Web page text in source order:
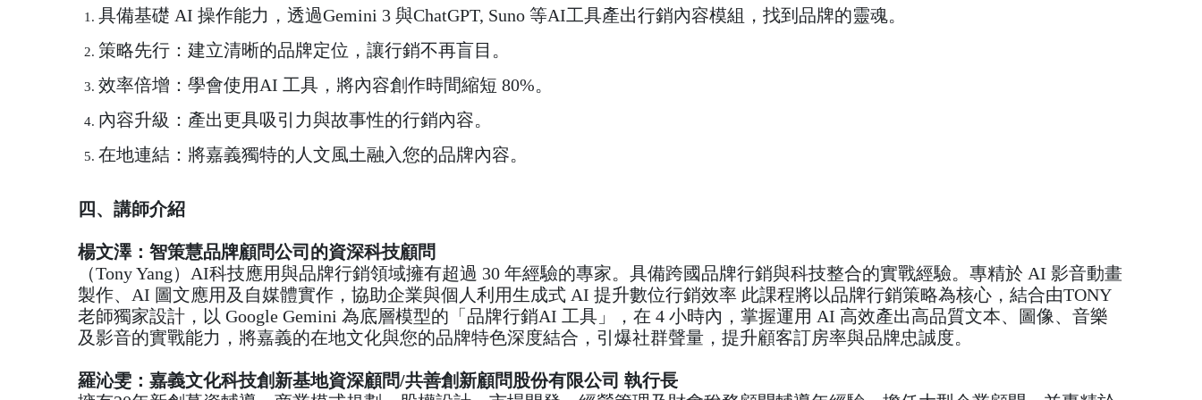
具備基礎 AI 操作能力，透過Gemini 3 與ChatGPT, Suno 等AI工具產出行銷內容模組，找到品牌的靈魂。
策略先行：建立清晰的品牌定位，讓行銷不再盲目。
效率倍增：學會使用AI 工具，將內容創作時間縮短 80%。
內容升級：產出更具吸引力與故事性的行銷內容。
在地連結：將嘉義獨特的人文風土融入您的品牌內容。
四、講師介紹
楊文澤：智策慧品牌顧問公司的資深科技顧問
（Tony Yang）AI科技應用與品牌行銷領域擁有超過 30 年經驗的專家。具備跨國品牌行銷與科技整合的實戰經驗。專精於 AI 影音動畫
製作、AI 圖文應用及自媒體實作，協助企業與個人利用生成式 AI 提升數位行銷效率 此課程將以品牌行銷策略為核心，結合由TONY
老師獨家設計，以 Google Gemini 為底層模型的「品牌行銷AI 工具」，在 4 小時內，掌握運用 AI 高效產出高品質文本、圖像、音樂
及影音的實戰能力，將嘉義的在地文化與您的品牌特色深度結合，引爆社群聲量，提升顧客訂房率與品牌忠誠度。
羅沁雯：嘉義文化科技創新基地資深顧問/共善創新顧問股份有限公司 執行長